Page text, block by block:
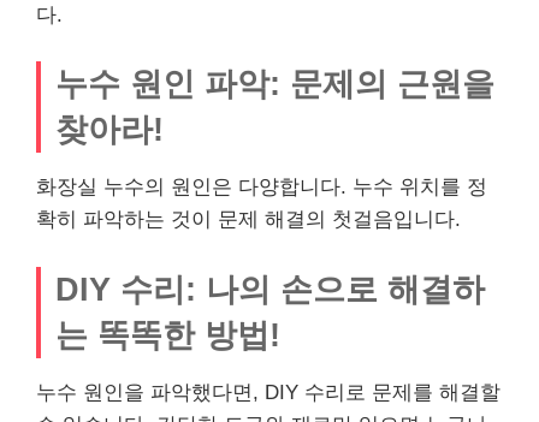
다.
누수 원인 파악: 문제의 근원을
찾아라!
화장실 누수의 원인은 다양합니다. 누수 위치를 정
확히 파악하는 것이 문제 해결의 첫걸음입니다.
DIY 수리: 나의 손으로 해결하
는 똑똑한 방법!
누수 원인을 파악했다면, DIY 수리로 문제를 해결할